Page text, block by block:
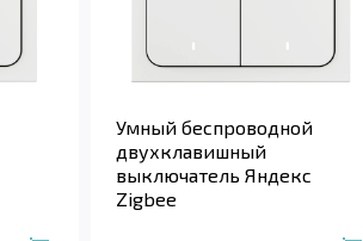
Умный беспроводной
двухклавишный
выключатель Яндекс
Zigbee